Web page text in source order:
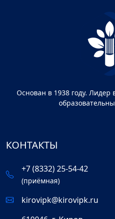
Основан в 1938 году.
КОНТАКТЫ
+7 (8332) 25-54-42
(приёмная)
kirovipk@kirovipk.ru